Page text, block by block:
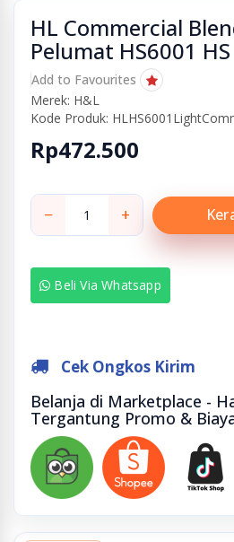
HL Commercial
Pelumat HS6001
Add to Favourites
Merek: H&L
Kode Produk:
Rp472.500
− +
Beli Via Whatsapp
Cek Ongkos Kirim
Belanja di Marketplace -
Tergantung Promo &